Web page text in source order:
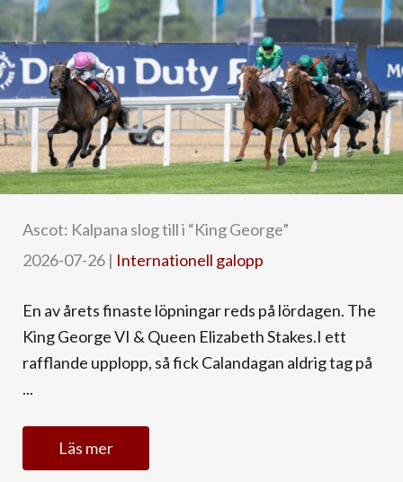
Ascot: Kalpana slog till i “King George”
2026-07-26 | Internationell galopp
En av årets finaste löpningar reds på lördagen. The
King George VI & Queen Elizabeth Stakes.I ett
rafflande upplopp, så fick Calandagan aldrig tag på
...
Läs mer